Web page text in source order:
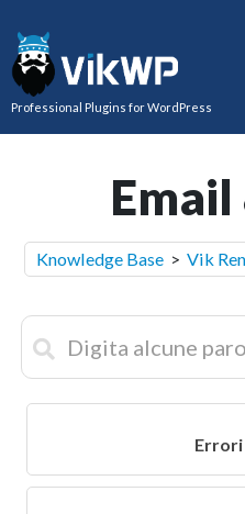
Professional Plugins for WordPress
Email
Knowledge Base > Vik
Errori